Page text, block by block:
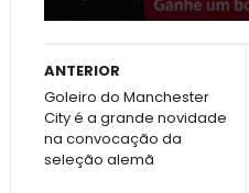
ANTERIOR
Goleiro do Manchester
City é a grande novidade
na convocação da
seleção alemã